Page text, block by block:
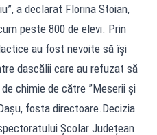
a declarat Florina Stoian,
peste 800 de elevi. Prin
au fost nevoite să își
dascălii care au refuzat să
chimie de către ”Meserii și
fosta directoare.Decizia
Școlar Județean